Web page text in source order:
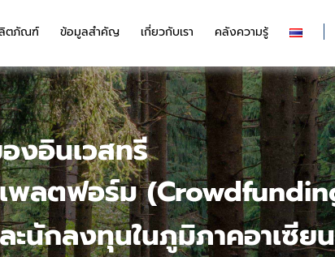
ตภัณฑ์ ข้อมูลสำคัญ เกี่ยวกับเรา คลังความรู้
งอินเวสทรี
พลตฟอร์ม
ะนักลงทุนในภูมิภาคอาเซียน